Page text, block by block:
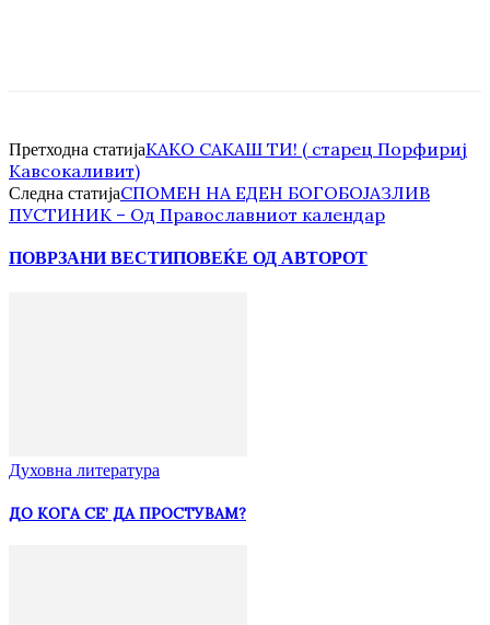
Претходна статијаКАКО САКАШ ТИ! ( старец Порфириј
Кавсокаливит)
Следна статијаСПОМЕН НА ЕДЕН БОГОБОЈАЗЛИВ
ПУСТИНИК – Од Православниот календар
ПОВРЗАНИ ВЕСТИПОВЕЌЕ ОД АВТОРОТ
Духовна литература
ДО КОГА СЕ’ ДА ПРОСТУВАМ?